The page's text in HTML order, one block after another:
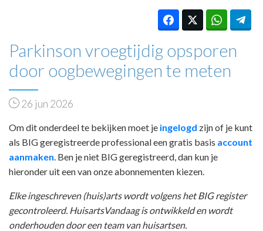
Parkinson vroegtijdig opsporen
door oogbewegingen te meten
26 jun 2026
Om dit onderdeel te bekijken moet je ingelogd zijn of je kunt
als BIG geregistreerde professional een gratis basis account
aanmaken . Ben je niet BIG geregistreerd, dan kun je
hieronder uit een van onze abonnementen kiezen.
Elke ingeschreven (huis)arts wordt volgens het BIG register
gecontroleerd. HuisartsVandaag is ontwikkeld en wordt
onderhouden door een team van huisartsen.